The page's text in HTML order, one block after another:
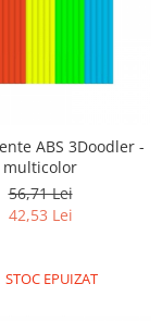
ABS 3Doodler -
multicolor
56,71 Lei
42,53 Lei
STOC EPUIZAT